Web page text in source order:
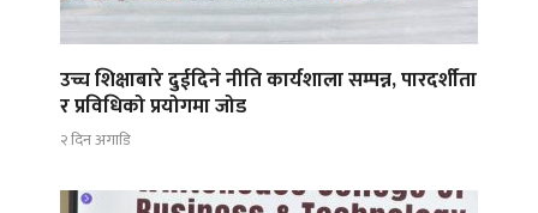
उच्च शिक्षाबारे दुईदिने नीति कार्यशाला सम्पन्न, पारदर्शीता
र प्रविधिको प्रयोगमा जोड
२ दिन अगाडि